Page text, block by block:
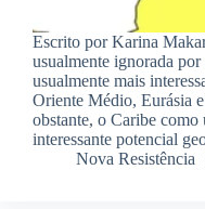
Escrito por Karina
usualmente ignorada
usualmente mais
Oriente Médio, Eurásia
obstante, o Caribe
interessante potencial
Nova Resistência